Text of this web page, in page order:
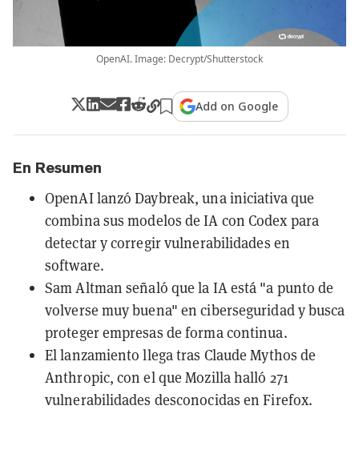
OpenAI. Image: Decrypt/Shutterstock
Add on Google
En Resumen
OpenAI lanzó Daybreak, una iniciativa que
combina sus modelos de IA con Codex para
detectar y corregir vulnerabilidades en
software.
Sam Altman señaló que la IA está "a punto de
volverse muy buena" en ciberseguridad y busca
proteger empresas de forma continua.
El lanzamiento llega tras Claude Mythos de
Anthropic, con el que Mozilla halló 271
vulnerabilidades desconocidas en Firefox.